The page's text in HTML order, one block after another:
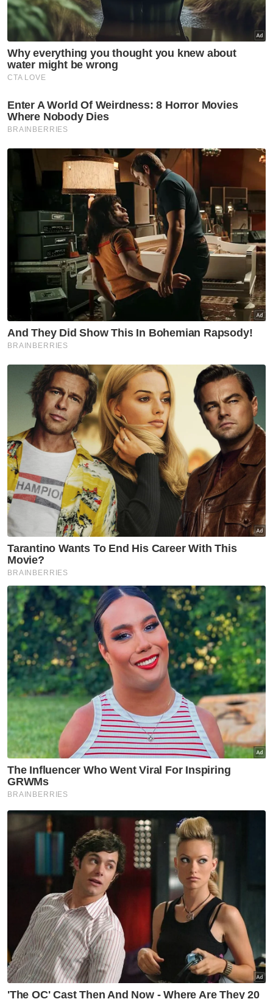
luar jangka hadapi banjir
Kerajaan setuju cuti tanpa rekod Deepavali dibawa
ke Selasa 14 November
Terdahulu, beliau membacakan teks ucapan
perasmian Timbalan Perdana Menteri Datuk
Dalam ucapan berkenaan, Fadillah berkata,
Institusi Penjara Sarawak diumumkan sebagai
penerima Anugerah Penjara Negeri
Cemerlang Tahun 2023 berikutan
prestasi utama (KPI) standard antarabangsa
dalam pengurusan sistem koreksional dan
kepenjaraan.
"Empat KPl yang ditetapkan iaitu kadar
residivis (jenayah berulang) sebanyak 12.7
peratus, jumlah reman sebanyak 13.5
peratus dan kadar kesesakan sebanyak -13.2
peratus, jauh lebih baik berbanding tahap
standard antarabangsa iaitu 20 peratus.
Berita Telus & Tulus menerusi E-Mel setiap
hari!
"Sementara kadar pemenjaraan pada 119 per
100,000 penduduk berbanding standard
antarabangsa iaitu 145 per 100,000
penduduk,” katanya.
Sambutan Hari Penjara hari ini adalah untuk
menghargai kakitangan serta orang ramai
yang telah menyumbang khidmat bakti
kepada Jabatan Penjara. - Bernama
Muat turun aplikasi Sinar Harian.Klik di sini!
Kerajaan
Tahanan Rumah